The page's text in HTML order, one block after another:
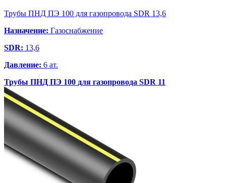
Трубы ПНД ПЭ 100 для газопровода SDR 13,6
Назначение: Газоснабжение
SDR: 13,6
Давление: 6 ат.
Трубы ПНД ПЭ 100 для газопровода SDR 11